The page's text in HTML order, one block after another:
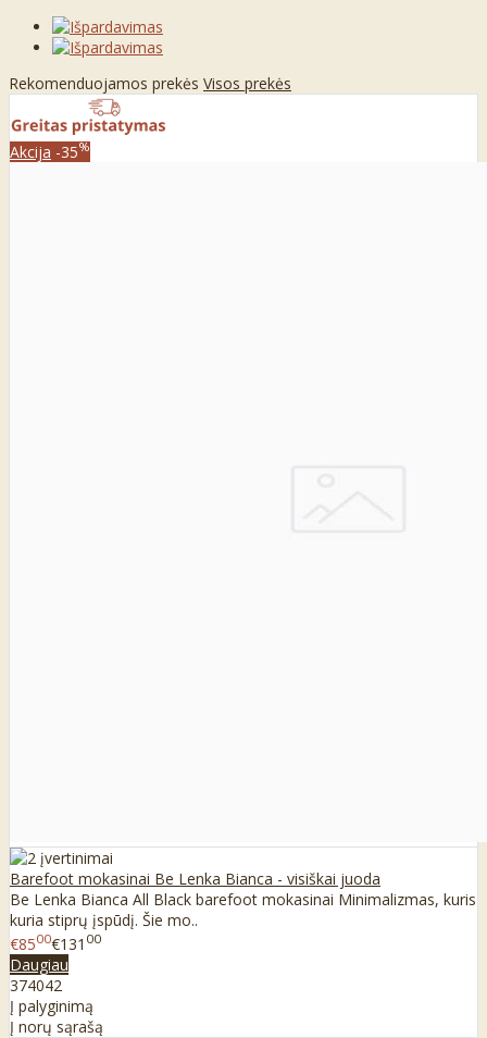
Rekomenduojamos prekės Visos prekės
Akcija -35%
Barefoot mokasinai Be Lenka Bianca - visiškai juoda
Be Lenka Bianca All Black barefoot mokasinai Minimalizmas, kuris
kuria stiprų įspūdį. Šie mo..
€8500€131 00
Daugiau
374042
Į palyginimą
Į norų sąrašą